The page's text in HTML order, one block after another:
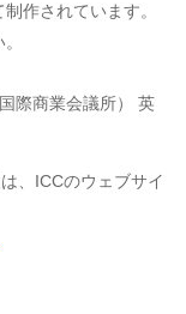
作されています。
際商業会議所） 英
、ICCのウェブサイ